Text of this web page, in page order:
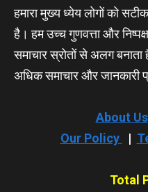
हमारा मुख्य ध्येय लोगों को
है। हम उच्च गुणवत्ता और
समाचार स्रोतों से अलग
अधिक समाचार और जानकारी
About Us
Our Policy
|
Total